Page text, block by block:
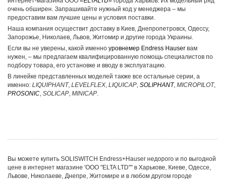
очень обширен. Запрашивайте нужный код у менеджера – мы
предоставим вам лучшие цены и условия поставки.
Наша компания осуществит доставку в Киев, Днепропетровск, Одессу,
Запорожье, Николаев, Львов, Житомир и другие города Украины.
Если вы не уверены, какой именно уровнемер Endress Hauser вам
нужен, – мы предлагаем квалифицированную помощь специалистов по
подбору товара, его установке и вводу в эксплуатацию.
В линейке представленных моделей также все остальные серии, а
именно: LIQUIPHANT, LEVELFLEX, LIQUICAP, SOLIPHANT, MICROPILOT,
PROSONIC, SOLICAP, MINICAP.
Вы можете купить SOLISWITCH Endress+Hauser недорого и по выгодной
цене в интернет магазине 'ООО "ELTA LTD"'' в Харькове, Киеве, Одессе,
Львове, Николаеве, Днепре, Житомире и в любом другом городе